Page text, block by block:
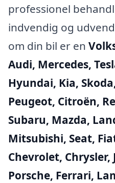
professionel
indvendig og
om din bil er en
Audi, Mercedes,
Hyundai, Kia,
Peugeot, Citroën,
Subaru, Mazda,
Mitsubishi, Seat,
Chevrolet, Chrysler,
Porsche, Ferrari,